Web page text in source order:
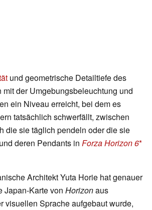
und geometrische Detailtiefe des
der Umgebungsbeleuchtung und
ein Niveau erreicht, bei dem es
tatsächlich schwerfällt, zwischen
die sie täglich pendeln oder die sie
deren Pendants in Forza Horizon 6
Architekt Yuta Horie hat genauer
Japan-Karte von Horizonaus
visuellen Sprache aufgebaut wurde,